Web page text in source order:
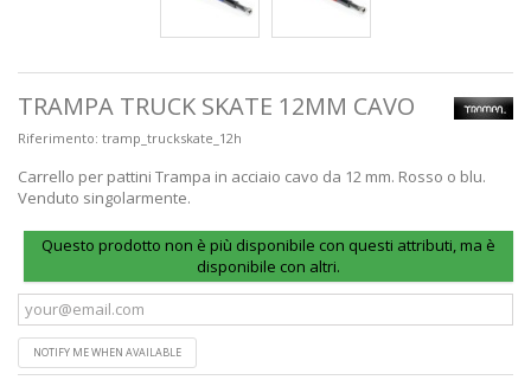
TRAMPA TRUCK SKATE 12MM CAVO
Riferimento: tramp_truckskate_12h
Carrello per pattini Trampa in acciaio cavo da 12 mm. Rosso o blu.
Venduto singolarmente.
Questo prodotto non è più disponibile con questi attributi, ma è
disponibile con altri.
NOTIFY ME WHEN AVAILABLE